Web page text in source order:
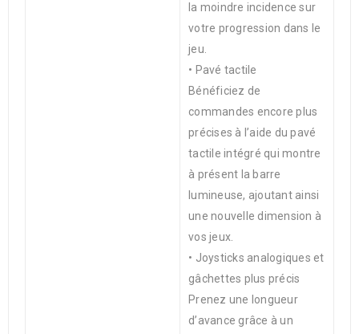
la moindre incidence sur
votre progression dans le
jeu.
• Pavé tactile
Bénéficiez de
commandes encore plus
précises à l’aide du pavé
tactile intégré qui montre
à présent la barre
lumineuse, ajoutant ainsi
une nouvelle dimension à
vos jeux.
• Joysticks analogiques et
gâchettes plus précis
Prenez une longueur
d’avance grâce à un